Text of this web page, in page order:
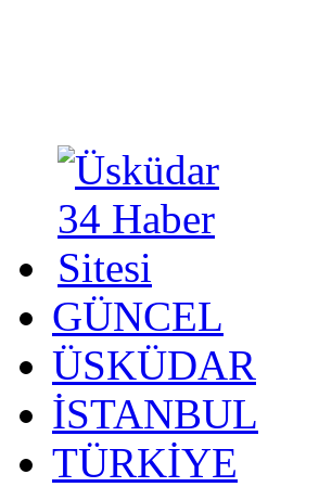
GÜNCEL
ÜSKÜDAR
İSTANBUL
TÜRKİYE